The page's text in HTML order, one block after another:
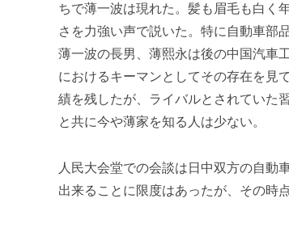
ちで薄一波は現れた。髪も眉毛も白く
さを力強い声で説いた。特に自動車部
薄一波の長男、薄熙永は後の中国汽車
におけるキーマンとしてその存在を見
績を残したが、ライバルとされていた
と共に今や薄家を知る人は少ない。
人民大会堂での会談は日中双方の自動
出来ることに限度はあったが、その時